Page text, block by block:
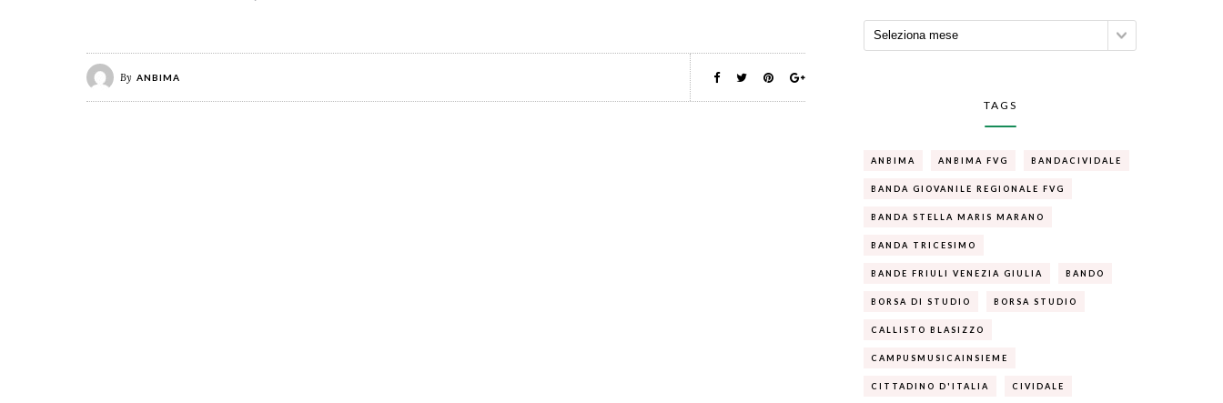
By ANBIMA
TAGS
ANBIMA ANBIMA FVG BANDACIVIDALE
BANDA GIOVANILE REGIONALE FVG
BANDA STELLA MARIS MARANO
BANDA TRICESIMO
BANDE FRIULI VENEZIA GIULIA BANDO
BORSA DI STUDIO BORSA STUDIO
CALLISTO BLASIZZO
CAMPUSMUSICAINSIEME
CITTADINO D'ITALIA CIVIDALE